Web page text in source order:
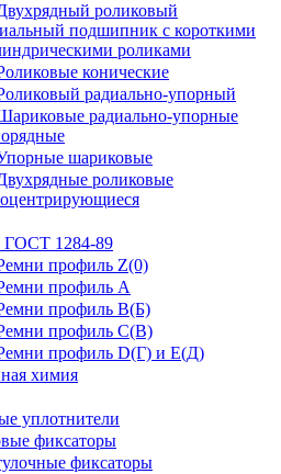
роликовый
подшипник с короткими
роликами
конические
радиально-упорный
радиально-упорные
шариковые
роликовые
ГОСТ 1284-89
профиль Z(0)
профиль А
профиль В(Б)
профиль С(В)
профиль D(Г) и E(Д)
химия
уплотнители
фиксаторы
фиксаторы